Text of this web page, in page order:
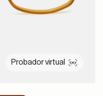
Probador virtual